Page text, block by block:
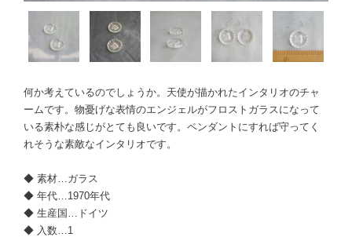
何か考えているのでしょうか。天使が描かれたインタリオのチャ
ームです。物憂げな表情のエンジェルがフロストガラスになって
いる素朴な感じがとても良いです。ペンダントにすれば守ってく
れそうな素敵なインタリオです。
◆ 素材…ガラス
◆ 年代…1970年代
◆ 生産国…ドイツ
◆ 入数…1